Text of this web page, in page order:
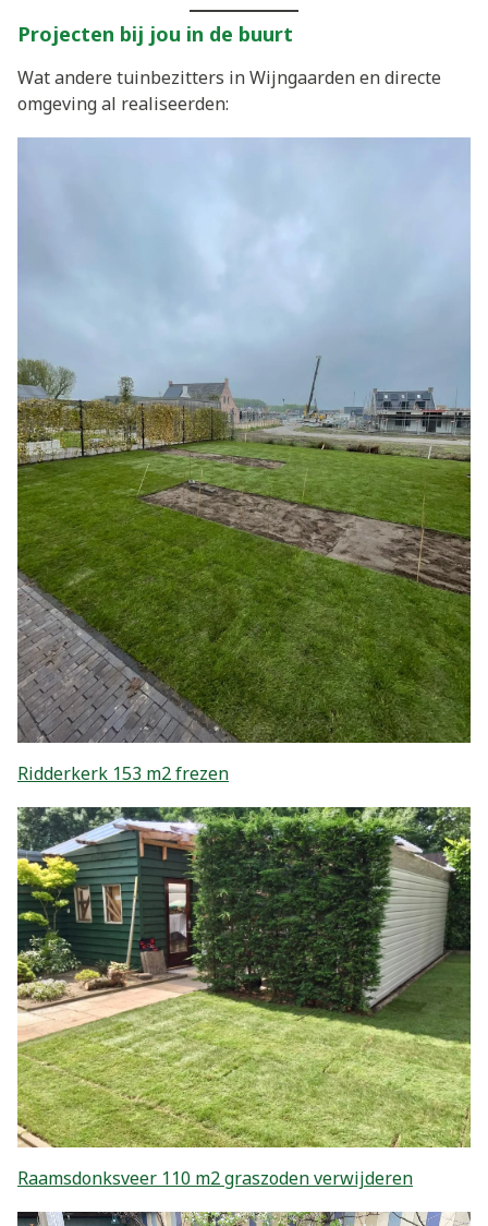
Projecten bij jou in de buurt
Wat andere tuinbezitters in Wijngaarden en directe
omgeving al realiseerden:
Ridderkerk 153 m2 frezen
Raamsdonksveer 110 m2 graszoden verwijderen